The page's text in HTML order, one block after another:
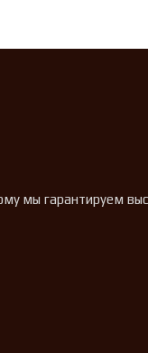
мы гарантируем